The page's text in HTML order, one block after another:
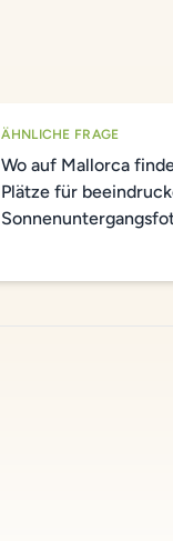
ÄHNLICHE FRAGE
Wo auf Mallorca
Plätze für